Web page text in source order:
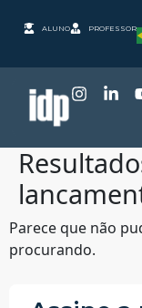
ALUNO PROFESSOR
Parece que não
procurando.